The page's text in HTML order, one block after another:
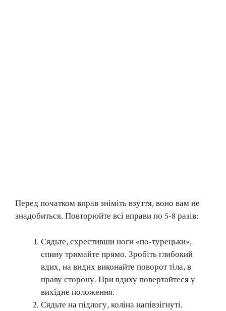
Перед початком вправ зніміть взуття, воно вам не
знадобиться. Повторюйте всі вправи по 5-8 разів:
Сядьте, схрестивши ноги «по-турецьки»,
спину тримайте прямо. Зробіть глибокий
вдих, на видих виконайте поворот тіла, в
праву сторону. При вдиху повертайтеся у
вихідне положення.
Сядьте на підлогу, коліна напівзігнуті.